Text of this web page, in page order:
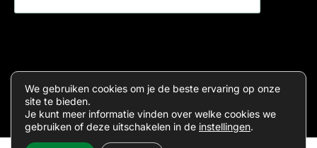
Algemene voorwaardenPrivacy
We gebruiken cookies om je de beste ervaring op onze
site te bieden.
Je kunt meer informatie vinden over welke cookies we
gebruiken of deze uitschakelen in de instellingen.